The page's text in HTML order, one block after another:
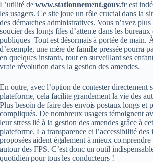
L’utilité de www.stationnement.gouv.fr est
les usagers. Ce site joue un rôle crucial dans la
des démarches administratives. Vous n’avez plus
soucier des longs files d’attente dans les bureaux
publiques. Tout est désormais à portée de main.
d’exemple, une mère de famille pressée pourra
en quelques instants, tout en surveillant ses
vraie révolution dans la gestion des amendes.
En outre, avec l’option de contester directement
plateforme, cela facilite grandement la vie des
Plus besoin de faire des envois postaux longs et
compliqués. De nombreux usagers témoignent
leur stress lié à la gestion des amendes grâce à
plateforme. La transparence et l’accessibilité des
proposées aident également à mieux comprendre
autour des FPS. C’est donc un outil
quotidien pour tous les conducteurs !